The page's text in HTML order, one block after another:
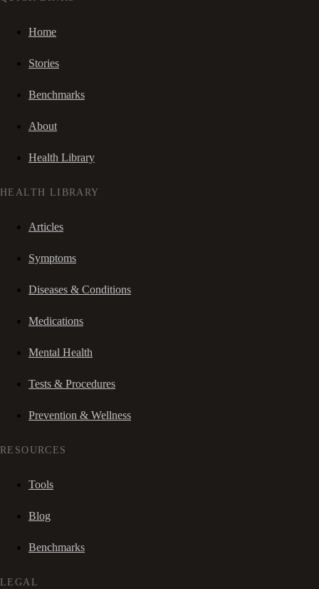
Home
Stories
Benchmarks
About
Health Library
HEALTH LIBRARY
Articles
Symptoms
Diseases & Conditions
Medications
Mental Health
Tests & Procedures
Prevention & Wellness
RESOURCES
Tools
Blog
Benchmarks
LEGAL